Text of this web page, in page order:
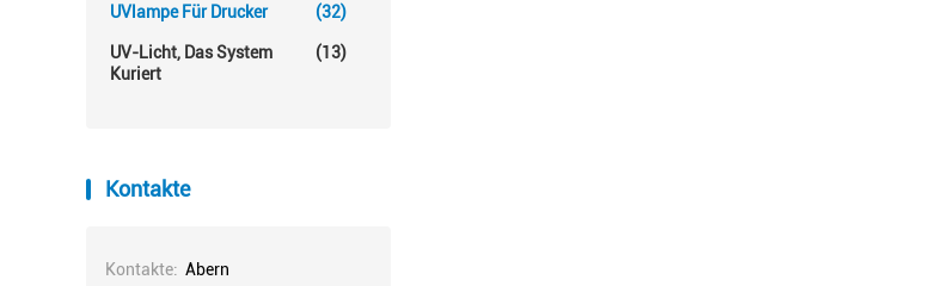
UVlampe Für Drucker (32)
UV-Licht, Das System
Kuriert
(13)
Kontakte
Kontakte: Abern